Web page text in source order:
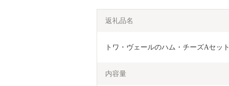
返礼品名
トワ・ヴェールのハム・チーズAセット
内容量